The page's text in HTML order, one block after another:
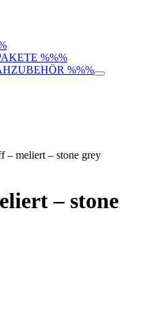
%%%
%%%
– meliert – stone grey
– stone